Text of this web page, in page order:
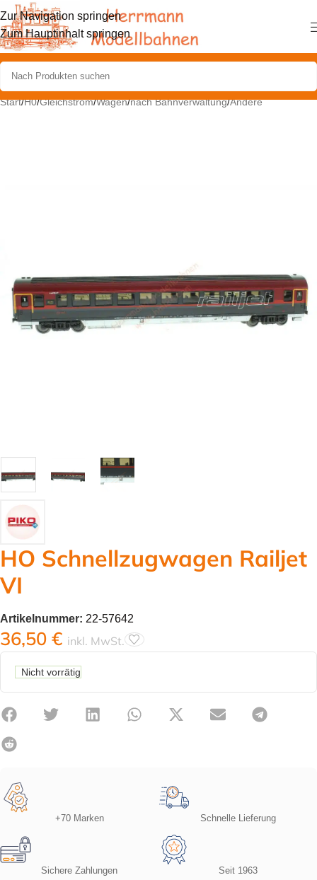
Zur Navigation springen
Zum Hauptinhalt springen
Start/H0/Gleichstrom/Wagen/nach Bahnverwaltung/Andere
HO Schnellzugwagen Railjet
VI
Artikelnummer: 22-57642
36,50 € inkl. MwSt.
Nicht vorrätig
+70 Marken Schnelle Lieferung
Sichere Zahlungen Seit 1963